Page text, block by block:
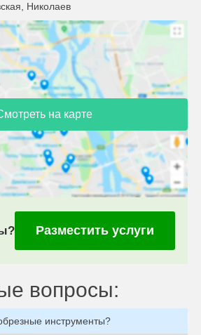
Николаев
на карте
Разместить услуги
вопросы:
инструменты?